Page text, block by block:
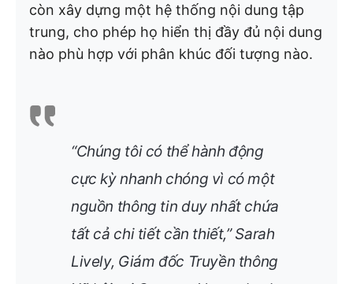
còn xây dựng một hệ thống nội dung tập
trung, cho phép họ hiển thị đầy đủ nội dung
nào phù hợp với phân khúc đối tượng nào.
“Chúng tôi có thể hành động
cực kỳ nhanh chóng vì có một
nguồn thông tin duy nhất chứa
tất cả chi tiết cần thiết,”Sarah
Lively, Giám đốc Truyền thông